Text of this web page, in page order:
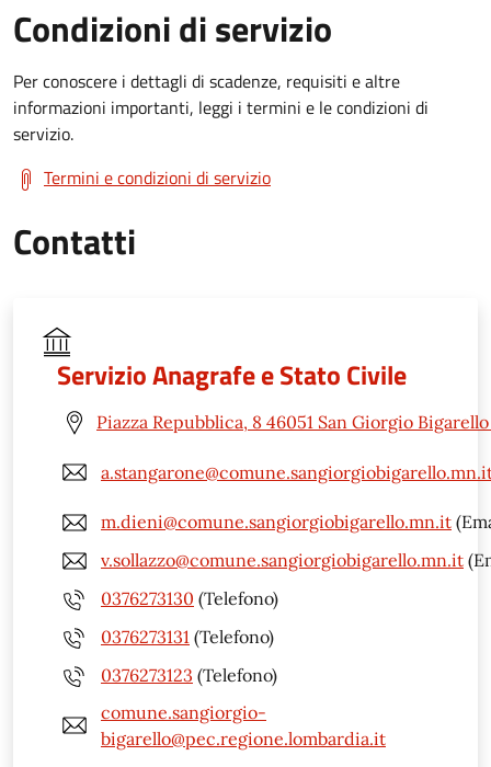
Condizioni di servizio
Per conoscere i dettagli di scadenze, requisiti e altre
informazioni importanti, leggi i termini e le condizioni di
servizio.
Termini e condizioni di servizio
Contatti
Servizio Anagrafe e Stato Civile
Piazza Repubblica, 8 46051 San Giorgio
m.dieni@comune.sangiorgiobigarello.mn.it
v.sollazzo@comune.sangiorgiobigarello.mn.it
0376273130 (Telefono)
0376273131 (Telefono)
0376273123 (Telefono)
comune.sangiorgio-
bigarello@pec.regione.lombardia.it